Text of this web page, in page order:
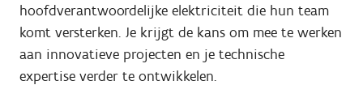
hoofdverantwoordelijke elektriciteit die hun team
komt versterken. Je krijgt de kans om mee te werken
aan innovatieve projecten en je technische
expertise verder te ontwikkelen.